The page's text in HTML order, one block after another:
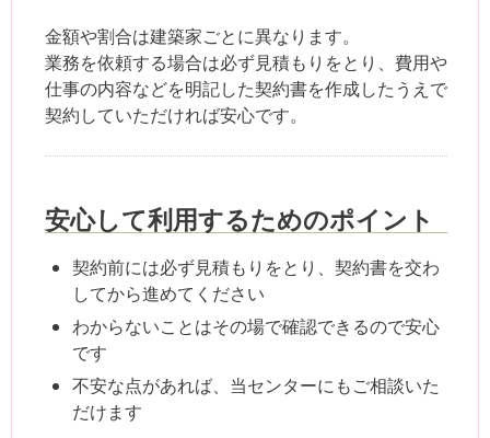
金額や割合は建築家ごとに異なります。
業務を依頼する場合は必ず見積もりをとり、費用や
仕事の内容などを明記した契約書を作成したうえで
契約していただければ安心です。
安心して利用するためのポイント
契約前には必ず見積もりをとり、契約書を交わ
してから進めてください
わからないことはその場で確認できるので安心
です
不安な点があれば、当センターにもご相談いた
だけます